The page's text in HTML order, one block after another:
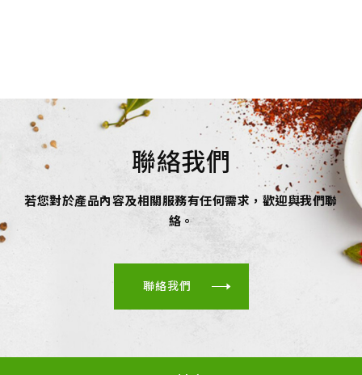
聯絡我們
若您對於產品內容及相關服務有任何需求，歡迎與我們聯
絡。
聯絡我們